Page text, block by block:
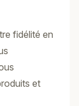
fidélité en
et